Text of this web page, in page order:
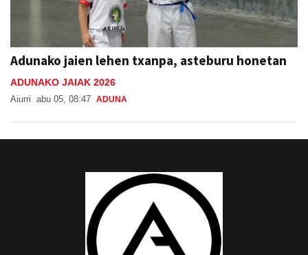
Adunako jaien lehen txanpa, asteburu honetan
ADUNAKO JAIAK 2026
Aiurri abu 05, 08:47 ADUNA